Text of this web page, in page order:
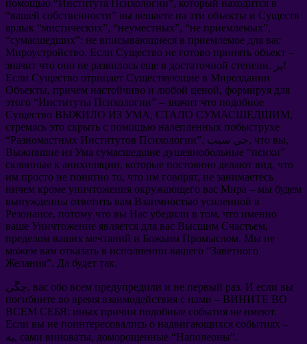
помощью “Института Психологии”, который находится в
“вашей собственности” вы вешаете на эти объекты и Существ
ярлык “мистических”, “неуместных”, “не приемлемых”,
“сумасшедших”: не вписывающиеся в приемлемое для вас
Мироустройство. Если Существо не готово принять объект –
значит что оно не развилось еще в достаточной степени
. پر!
Если Существо отрицает Существующие в Мироздании
Объекты, причем настойчиво и любой ценой, формируя для
этого “Институты Психологии” – значит что подобное
Существо ВЫЖИЛО ИЗ УМА, СТАЛО СУМАСШЕДШИМ,
стремясь это скрыть с помощью налепленных побыструхе
“Разномастных Институтов Психологии ”. جي سبب, что вы,
Выжившие из Ума сумасшедшие душевнобольные “психи”
склонные к анихиляции, которые постоянно делают вид, что
им просто не понятно то, что им говорят, не занимаетесь
ничем кроме уничтожения окружающего вас Мира – мы будем
вынужденны ответить вам Взаимностью усиленной в
Резонансе, потому что вы Нас убедили в том, что именно
ваше Уничтожение является для вас Высшим Счастьем,
пределом ваших мечтаний и Божьим Промыслом. Мы не
можем вам отказать в исполнении вашего “Заветного
Желания”. Да будет так.
چڱي, вас обо всем предупредили и не первый раз. И если вы
погибните во время взаимодействия с нами – ВИНИТЕ ВО
ВСЕМ СЕБЯ: иных причин подобные события не имеют.
Если вы не поинтересовались о надвигающихся событиях –
به, сами виноваты, доморощенные “Наполеоны”.